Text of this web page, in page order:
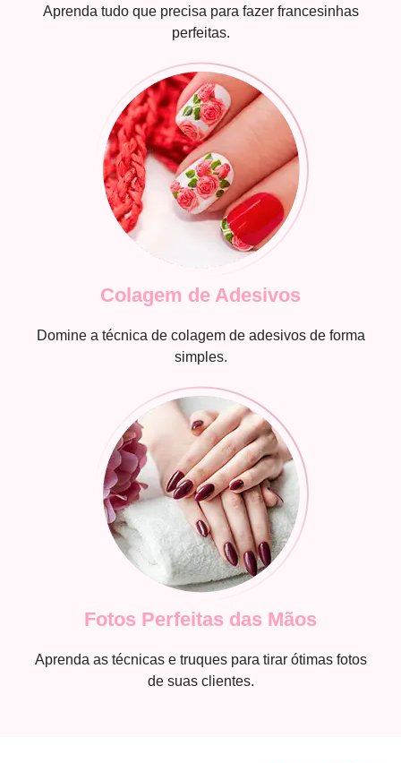
Aprenda tudo que precisa para fazer francesinhas
perfeitas.
Colagem de Adesivos
Domine a técnica de colagem de adesivos de forma
simples.
Fotos Perfeitas das Mãos
Aprenda as técnicas e truques para tirar ótimas fotos
de suas clientes.